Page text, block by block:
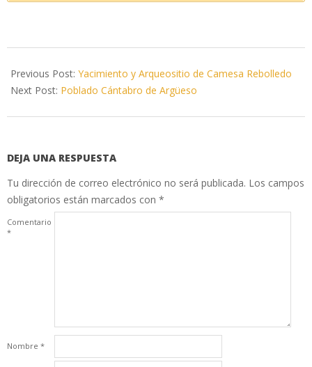
05-
24
Previous Post: Yacimiento y Arqueositio de Camesa Rebolledo
Next Post: Poblado Cántabro de Argüeso
DEJA UNA RESPUESTA
Tu dirección de correo electrónico no será publicada. Los campos
obligatorios están marcados con *
Comentario
*
Nombre *